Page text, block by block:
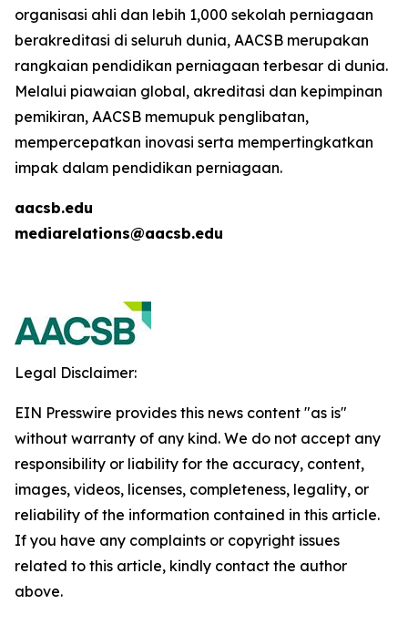
organisasi ahli dan lebih 1,000 sekolah perniagaan
berakreditasi di seluruh dunia, AACSB merupakan
rangkaian pendidikan perniagaan terbesar di dunia.
Melalui piawaian global, akreditasi dan kepimpinan
pemikiran, AACSB memupuk penglibatan,
mempercepatkan inovasi serta mempertingkatkan
impak dalam pendidikan perniagaan.
aacsb.edu
mediarelations@aacsb.edu
Legal Disclaimer:
EIN Presswire provides this news content "as is"
without warranty of any kind. We do not accept any
responsibility or liability for the accuracy, content,
images, videos, licenses, completeness, legality, or
reliability of the information contained in this article.
If you have any complaints or copyright issues
related to this article, kindly contact the author
above.